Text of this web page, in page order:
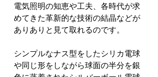
電気照明の知恵や工夫、各時代が求
めてきた革新的な技術の結晶などが
ありありと見て取れるのです。
シンプルなナス型をしたシリカ電球
や同じ形をしながら球面の半分を銀